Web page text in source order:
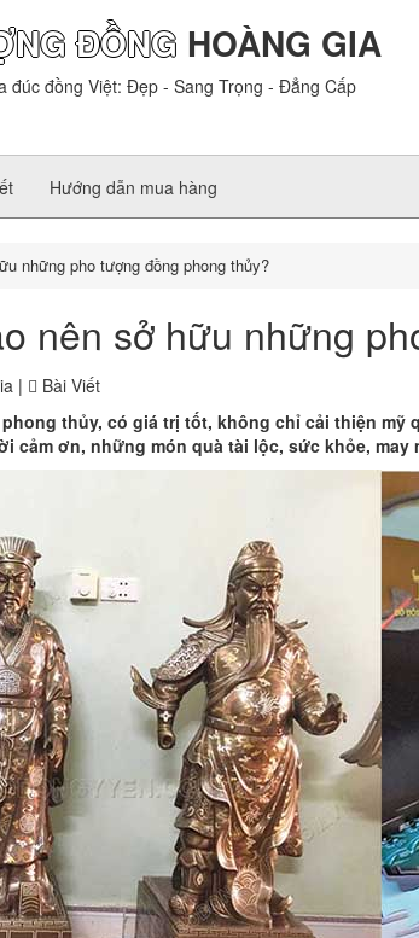
ĐỒNG HOÀNG GIA
đúc đồng Việt: Đẹp - Sang Trọng - Đẳng Cấp
Hướng dẫn mua hàng
những pho tượng đồng phong thủy?
nên sở hữu những
|
Bài Viết
thủy, có giá trị tốt, không chỉ cải thiện
cảm ơn, những món quà tài lộc, sức khỏe, may